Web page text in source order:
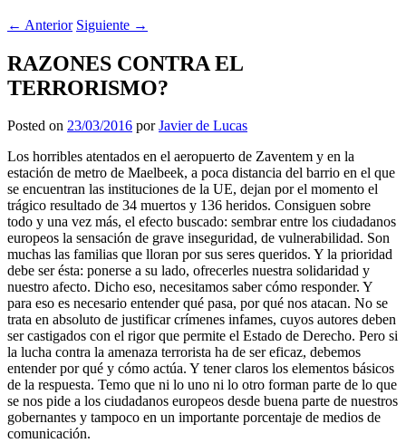
← Anterior Siguiente →
RAZONES CONTRA EL
TERRORISMO?
Posted on 23/03/2016 porJavier de Lucas
Los horribles atentados en el aeropuerto de Zaventem y en la
estación de metro de Maelbeek, a poca distancia del barrio en el que
se encuentran las instituciones de la UE, dejan por el momento el
trágico resultado de 34 muertos y 136 heridos. Consiguen sobre
todo y una vez más, el efecto buscado: sembrar entre los ciudadanos
europeos la sensación de grave inseguridad, de vulnerabilidad. Son
muchas las familias que lloran por sus seres queridos. Y la prioridad
debe ser ésta: ponerse a su lado, ofrecerles nuestra solidaridad y
nuestro afecto. Dicho eso, necesitamos saber cómo responder. Y
para eso es necesario entender qué pasa, por qué nos atacan. No se
trata en absoluto de justificar crímenes infames, cuyos autores deben
ser castigados con el rigor que permite el Estado de Derecho. Pero si
la lucha contra la amenaza terrorista ha de ser eficaz, debemos
entender por qué y cómo actúa. Y tener claros los elementos básicos
de la respuesta. Temo que ni lo uno ni lo otro forman parte de lo que
se nos pide a los ciudadanos europeos desde buena parte de nuestros
gobernantes y tampoco en un importante porcentaje de medios de
comunicación.